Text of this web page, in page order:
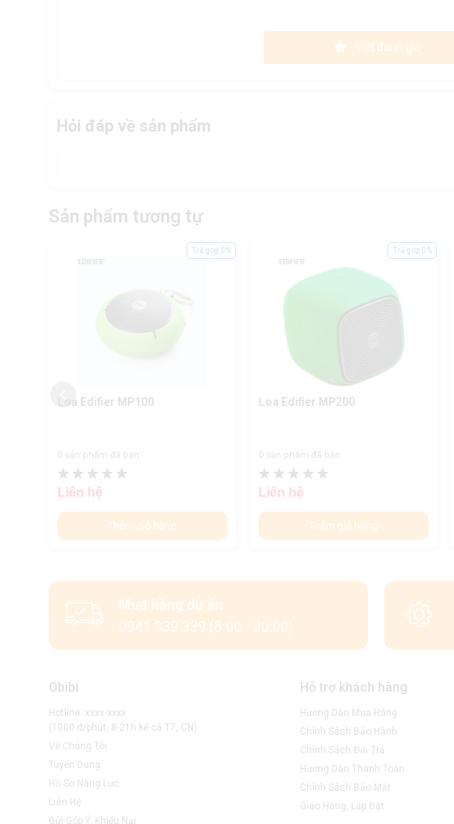
Viết đánh giá
Hỏi đáp về sản phẩm
Sản phẩm tương tự
Loa Edifier MP100
0 sản phẩm đã bán
Liên hệ
Thêm giỏ hàng
Trả góp 0%
Loa Edifier MP200
0 sản phẩm đã bán
Liên hệ
Thêm giỏ hàng
Trả góp 0%
Mua hàng dự án
0941 339 339 (8:00 - 20:00)
Obibi
Hotline: xxxx-xxxx
(1000 đ/phút, 8-21h kể cả T7, CN)
Về Chúng Tôi
Tuyển Dụng
Hồ Sơ Năng Lực
Liên Hệ
Gửi Góp Ý, Khiếu Nại
Hỗ trợ khách hàng
Hướng Dẫn Mua Hàng
Chính Sách Bảo Hành
Chính Sách Đổi Trả
Hướng Dẫn Thanh Toán
Chính Sách Bảo Mật
Giao Hàng, Lắp Đặt